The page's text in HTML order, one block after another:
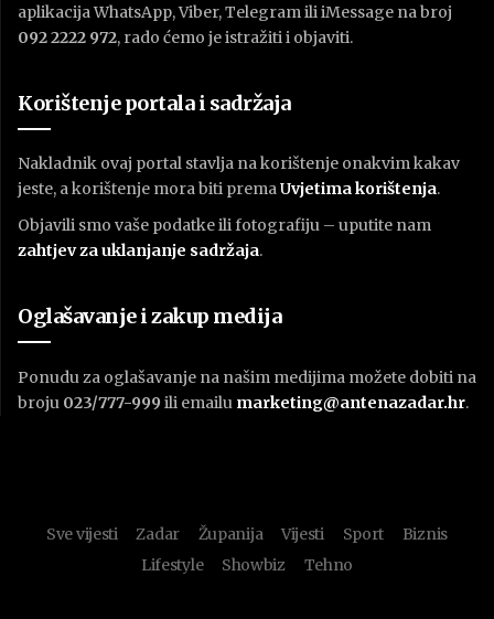
aplikacija WhatsApp, Viber, Telegram ili iMessage na broj
092 2222 972, rado ćemo je istražiti i objaviti.
Korištenje portala i sadržaja
Nakladnik ovaj portal stavlja na korištenje onakvim kakav
jeste, a korištenje mora biti premaUvjetima korištenja.
Objavili smo vaše podatke ili fotografiju – uputite nam
zahtjev za uklanjanje sadržaja.
Oglašavanje i zakup medija
Ponudu za oglašavanje na našim medijima možete dobiti na
broju 023/777-999 ili emailu marketing@antenazadar.hr.
Sve vijesti Zadar Županija Vijesti Sport
Biznis
Lifestyle
Showbiz Tehno